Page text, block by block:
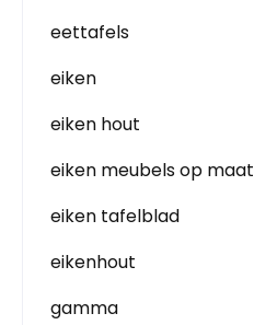
eettafels
eiken
eiken hout
eiken meubels op maat
eiken tafelblad
eikenhout
gamma